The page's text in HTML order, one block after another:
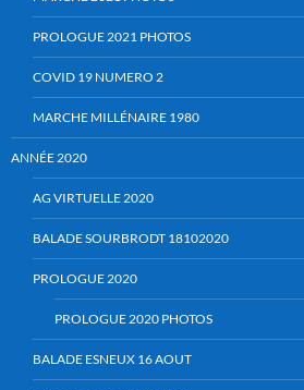
PROLOGUE 2021 PHOTOS
COVID 19 NUMERO 2
MARCHE MILLÉNAIRE 1980
ANNÉE 2020
AG VIRTUELLE 2020
BALADE SOURBRODT 18102020
PROLOGUE 2020
PROLOGUE 2020 PHOTOS
BALADE ESNEUX 16 AOUT